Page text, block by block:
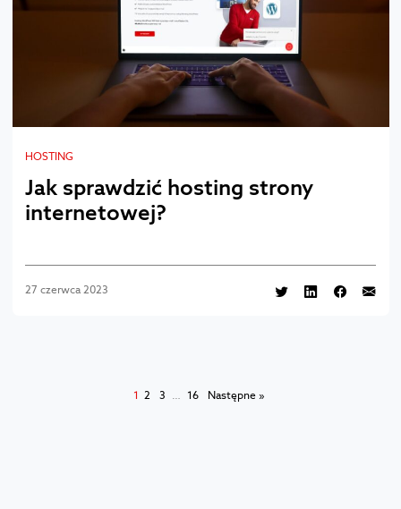
HOSTING
Jak sprawdzić hosting strony
internetowej?
27 czerwca 2023
1 2 3 … 16 Następne »